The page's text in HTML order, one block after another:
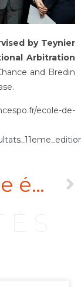
by Teynier
Arbitration
and Bredin
ecole-de-
11ème édition du Concours d’Arbitrage International de Paris